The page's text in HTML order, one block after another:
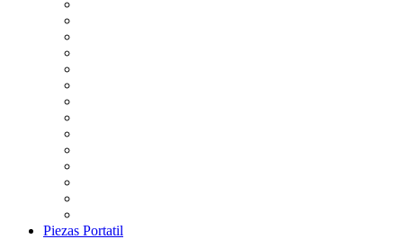
Piezas Portatil